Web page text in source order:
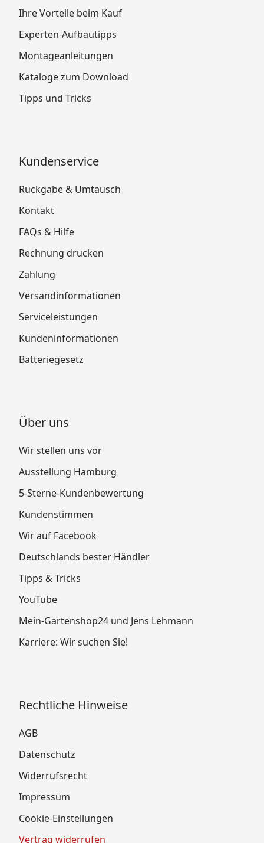
Ihre Vorteile beim Kauf
Experten-Aufbautipps
Montageanleitungen
Kataloge zum Download
Tipps und Tricks
Kundenservice
Rückgabe & Umtausch
Kontakt
FAQs & Hilfe
Rechnung drucken
Zahlung
Versandinformationen
Serviceleistungen
Kundeninformationen
Batteriegesetz
Über uns
Wir stellen uns vor
Ausstellung Hamburg
5-Sterne-Kundenbewertung
Kundenstimmen
Wir auf Facebook
Deutschlands bester Händler
Tipps & Tricks
YouTube
Mein-Gartenshop24 und Jens Lehmann
Karriere: Wir suchen Sie!
Rechtliche Hinweise
AGB
Datenschutz
Widerrufsrecht
Impressum
Cookie-Einstellungen
Vertrag widerrufen